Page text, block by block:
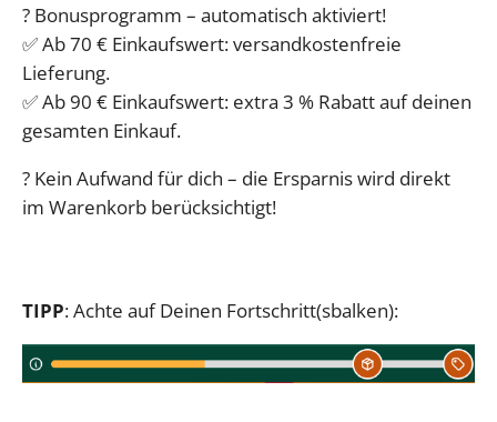
? Bonusprogramm – automatisch aktiviert!
✅ Ab 70 € Einkaufswert: versandkostenfreie
Lieferung.
✅ Ab 90 € Einkaufswert: extra 3 % Rabatt auf deinen
gesamten Einkauf.
? Kein Aufwand für dich – die Ersparnis wird direkt
im Warenkorb berücksichtigt!
TIPP: Achte auf Deinen Fortschritt(sbalken):